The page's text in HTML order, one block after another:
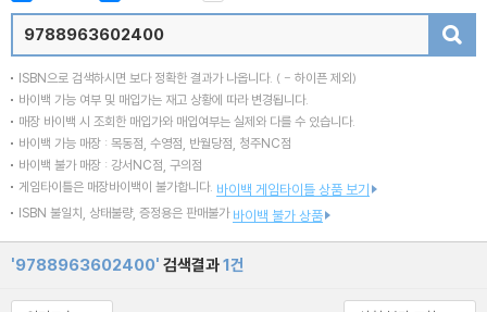
ISBN으로 검색하시면 보다 정확한 결과가 나옵니다. ( - 하이픈 제외)
바이백 가능 여부 및 매입가는 재고 상황에 따라 변경됩니다.
매장 바이백 시 조회한 매입가와 매입여부는 실제와 다를 수 있습니다.
바이백 가능 매장 : 목동점, 수영점, 반월당점, 청주NC점
바이백 불가 매장 : 강서NC점, 구의점
게임타이틀은 매장바이백이 불가합니다. 바이백 게임타이틀 상품 보기
ISBN 불일치, 상태불량, 증정용은 판매불가 바이백 불가 상품
'9788963602400' 검색결과1건